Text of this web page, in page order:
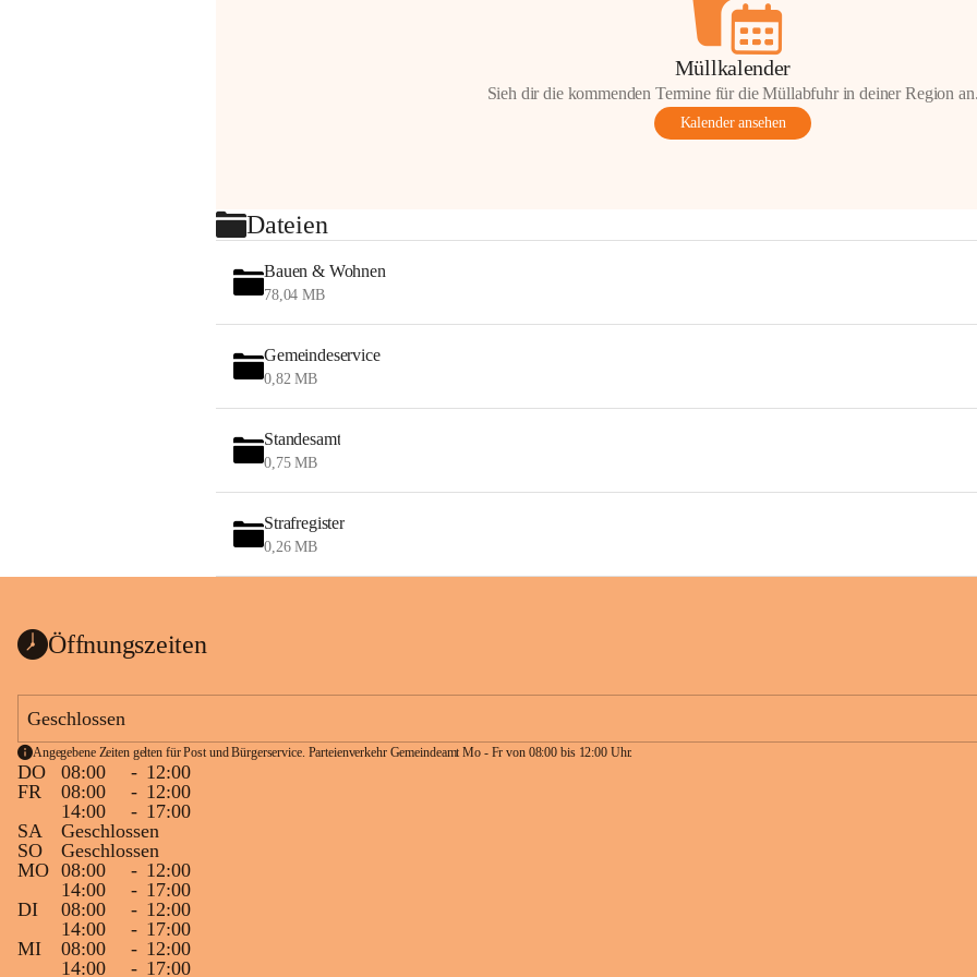
Müllkalender
Sieh dir die kommenden Termine für die Müllabfuhr in deiner Region
Kalender ansehen
Dateien
Bauen & Wohnen
78,04 MB
Gemeindeservice
0,82 MB
Standesamt
0,75 MB
Strafregister
0,26 MB
Öffnungszeiten
Geschlossen
Angegebene Zeiten gelten für Post und Bürgerservice. Parteienverkehr Gemeindeamt Mo - Fr von 08:00 bis 12:00 Uhr.
DO 08:00 - 12:00
FR
08:00 - 12:00
14:00
- 17:00
SA
Geschlossen
SO
Geschlossen
MO 08:00 - 12:00
14:00
- 17:00
DI
08:00 - 12:00
14:00
- 17:00
MI
08:00 - 12:00
14:00
- 17:00